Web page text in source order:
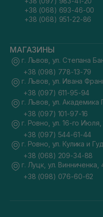
+38 (068) 693-46-00
+38 (068) 951-22-86
МАГАЗИНЫ
г. Львов, ул. Степана
+38 (098) 778-13-79
г. Львов, ул. Ивана
+38 (097) 611-95-94
г. Львов, ул.
+38 (097) 101-97-16
г. Ровно, ул. 16-го Июля,
+38 (097) 544-61-44
г. Ровно, ул. Кулика и
+38 (068) 209-34-88
г. Луцк, ул. Винниченка,
+38 (098) 076-60-62